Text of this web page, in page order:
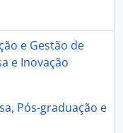
e Gestão de
e Inovação
Pós-graduação e